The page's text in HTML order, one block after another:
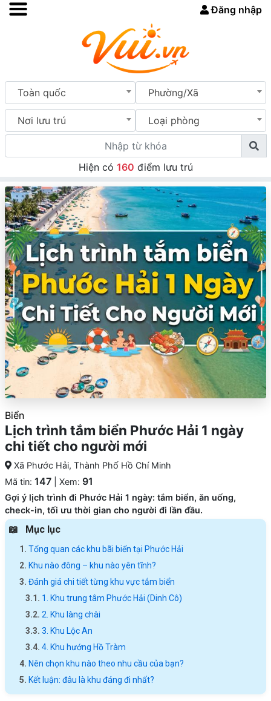
Đăng nhập
Toàn quốc Phường/Xã
Nơi lưu trú Loại phòng
Hiện có 160 điểm lưu trú
Biển
Lịch trình tắm biển Phước Hải 1 ngày
chi tiết cho người mới
Xã Phước Hải, Thành Phố Hồ Chí Minh
Mã tin: 147 | Xem: 91
Gợi ý lịch trình đi Phước Hải 1 ngày: tắm biển, ăn uống,
check-in, tối ưu thời gian cho người đi lần đầu.
Mục lục
Tổng quan các khu bãi biển tại Phước Hải
Khu nào đông – khu nào yên tĩnh?
Đánh giá chi tiết từng khu vực tắm biển
1. Khu trung tâm Phước Hải (Dinh Cô)
2. Khu làng chài
3. Khu Lộc An
4. Khu hướng Hồ Tràm
Nên chọn khu nào theo nhu cầu của bạn?
Kết luận: đâu là khu đáng đi nhất?